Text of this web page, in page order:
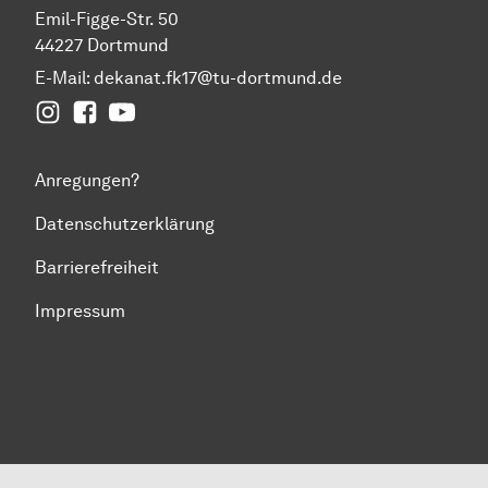
Emil-Figge-Str. 50
44227 Dortmund
E-Mail: dekanat.fk17@tu-dortmund.de
InstagramFacebook
YouTube
Anregungen?
Datenschutzerklärung
Barrierefreiheit
Impressum